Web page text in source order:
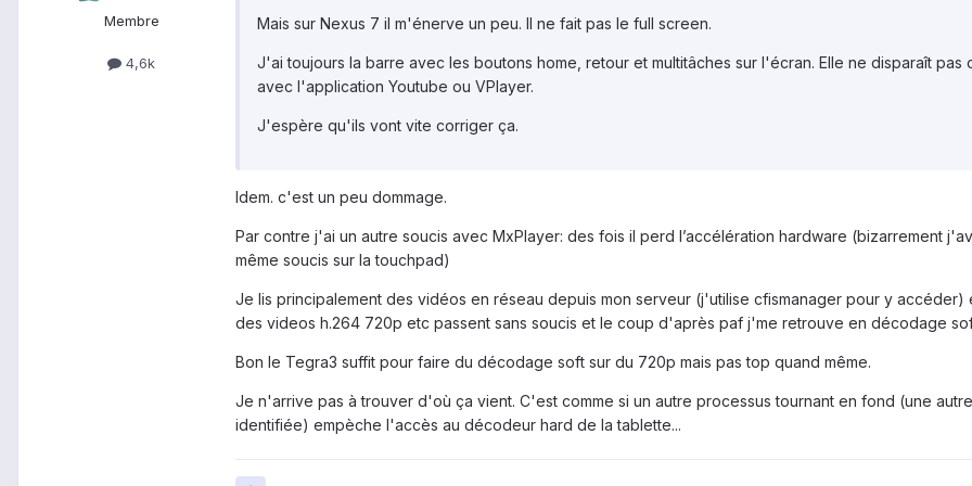
Membre
4,6k
Mais sur Nexus 7 il m'énerve un peu. Il ne fait pas le full screen.
J'ai toujours la barre avec les boutons home, retour et multitâches sur l'écran. Elle ne disparaît pas
avec l'application Youtube ou VPlayer.
J'espère qu'ils vont vite corriger ça.
Idem. c'est un peu dommage.
Par contre j'ai un autre soucis avec MxPlayer: des fois il perd l’accélération hardware (bizarrement
même soucis sur la touchpad)
Je lis principalement des vidéos en réseau depuis mon serveur (j'utilise cfismanager pour y accéder)
des videos h.264 720p etc passent sans soucis et le coup d'après paf j'me retrouve en décodage
Bon le Tegra3 suffit pour faire du décodage soft sur du 720p mais pas top quand même.
Je n'arrive pas à trouver d'où ça vient. C'est comme si un autre processus tournant en fond (une
identifiée) empèche l'accès au décodeur hard de la tablette...